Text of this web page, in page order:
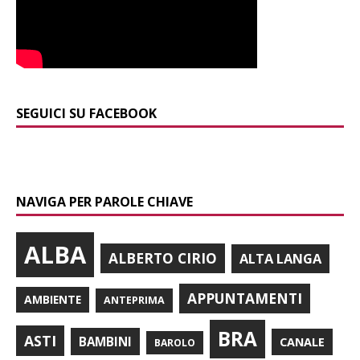
SEGUICI SU FACEBOOK
NAVIGA PER PAROLE CHIAVE
ALBA ALBERTO CIRIO ALTA LANGA
AMBIENTE ANTEPRIMA APPUNTAMENTI
ASTI BAMBINI BAROLO BRA CANALE